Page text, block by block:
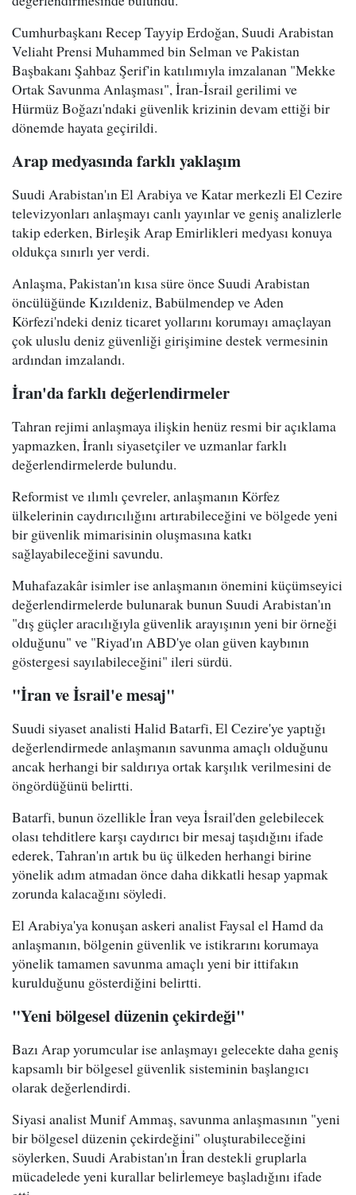
Cumhurbaşkanı Recep Tayyip Erdoğan, Suudi Arabistan
Veliaht Prensi Muhammed bin Selman ve Pakistan
Başbakanı Şahbaz Şerif'in katılımıyla imzalanan "Mekke
Ortak Savunma Anlaşması", İran-İsrail gerilimi ve
Hürmüz Boğazı'ndaki güvenlik krizinin devam ettiği bir
dönemde hayata geçirildi.
Arap medyasında farklı yaklaşım
Suudi Arabistan'ın El Arabiya ve Katar merkezli El Cezire
televizyonları anlaşmayı canlı yayınlar ve geniş analizlerle
takip ederken, Birleşik Arap Emirlikleri medyası konuya
oldukça sınırlı yer verdi.
Anlaşma, Pakistan'ın kısa süre önce Suudi Arabistan
öncülüğünde Kızıldeniz, Babülmendep ve Aden
Körfezi'ndeki deniz ticaret yollarını korumayı amaçlayan
çok uluslu deniz güvenliği girişimine destek vermesinin
ardından imzalandı.
İran'da farklı değerlendirmeler
Tahran rejimi anlaşmaya ilişkin henüz resmi bir açıklama
yapmazken, İranlı siyasetçiler ve uzmanlar farklı
değerlendirmelerde bulundu.
Reformist ve ılımlı çevreler, anlaşmanın Körfez
ülkelerinin caydırıcılığını artırabileceğini ve bölgede yeni
bir güvenlik mimarisinin oluşmasına katkı
sağlayabileceğini savundu.
Muhafazakâr isimler ise anlaşmanın önemini küçümseyici
değerlendirmelerde bulunarak bunun Suudi Arabistan'ın
"dış güçler aracılığıyla güvenlik arayışının yeni bir örneği
olduğunu" ve "Riyad'ın ABD'ye olan güven kaybının
göstergesi sayılabileceğini" ileri sürdü.
"İran ve İsrail'e mesaj"
Suudi siyaset analisti Halid Batarfi, El Cezire'ye yaptığı
değerlendirmede anlaşmanın savunma amaçlı olduğunu
ancak herhangi bir saldırıya ortak karşılık verilmesini de
öngördüğünü belirtti.
Batarfi, bunun özellikle İran veya İsrail'den gelebilecek
olası tehditlere karşı caydırıcı bir mesaj taşıdığını ifade
ederek, Tahran'ın artık bu üç ülkeden herhangi birine
yönelik adım atmadan önce daha dikkatli hesap yapmak
zorunda kalacağını söyledi.
El Arabiya'ya konuşan askeri analist Faysal el Hamd da
anlaşmanın, bölgenin güvenlik ve istikrarını korumaya
yönelik tamamen savunma amaçlı yeni bir ittifakın
kurulduğunu gösterdiğini belirtti.
"Yeni bölgesel düzenin çekirdeği"
Bazı Arap yorumcular ise anlaşmayı gelecekte daha geniş
kapsamlı bir bölgesel güvenlik sisteminin başlangıcı
olarak değerlendirdi.
Siyasi analist Munif Ammaş, savunma anlaşmasının "yeni
bir bölgesel düzenin çekirdeğini" oluşturabileceğini
söylerken, Suudi Arabistan'ın İran destekli gruplarla
mücadelede yeni kurallar belirlemeye başladığını ifade